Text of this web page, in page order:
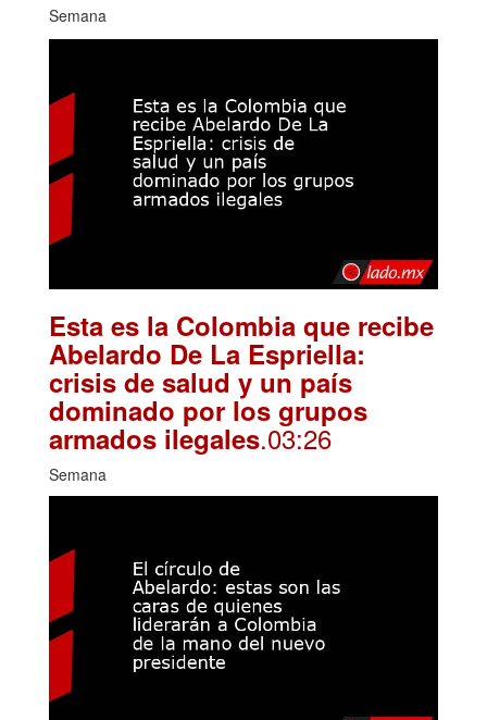
Semana
Esta es la Colombia que recibe
Abelardo De La Espriella:
crisis de salud y un país
dominado por los grupos
armados ilegales.03:26
Semana